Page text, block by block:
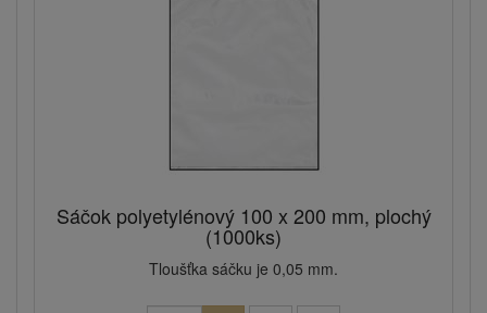
Sáčok polyetylénový 100 x 200 mm, plochý
(1000ks)
Tloušťka sáčku je 0,05 mm.